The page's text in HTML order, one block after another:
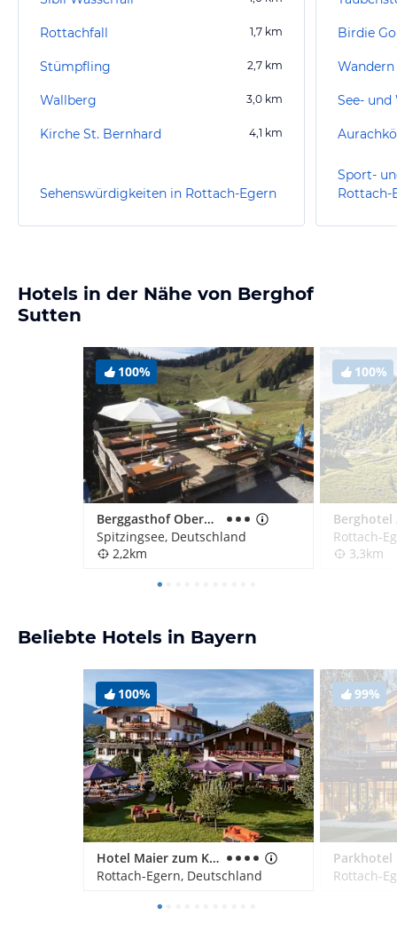
Rottachfall 1,7 km
Stümpfling 2,7 km
Wallberg 3,0 km
Kirche St. Bernhard 4,1 km
Sehenswürdigkeiten in Rottach-Egern
Birdie
Sport-
Rottach-
Hotels in der Nähe von Berghof
Sutten
100%
Berggasthof Obere Firstalm
Spitzingsee, Deutschland
2,2km
100%
Rottach-
3,3km
Beliebte Hotels in Bayern
100%
Hotel Maier zum Kirschner
Rottach-Egern, Deutschland
99%
Rottach-